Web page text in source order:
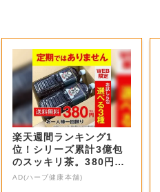
楽天週間ランキング1
位！シリーズ累計3億包
のスッキリ茶。380円で
お試し
AD(ハーブ健康本舗)